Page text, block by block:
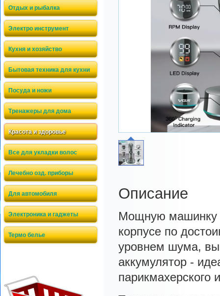
Отдых и рыбалка
Электро инструмент
Кухня и хозяйство
Бытовая техника для кухни
Посуда и ножи
Тренажеры для дома
Красота и здоровье
Все для укладки волос
Лечебно озд. приборы
Для автомобиля
Электроника и гаджеты
Термо белье
Описание
Мощную машинку
корпусе по
уровнем шума,
аккумулятор -
парикмахерского